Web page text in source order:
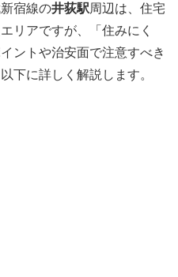
宿線の井荻駅周辺は、住宅
リアですが、「住みにく
ントや治安面で注意すべき
下に詳しく解説します。